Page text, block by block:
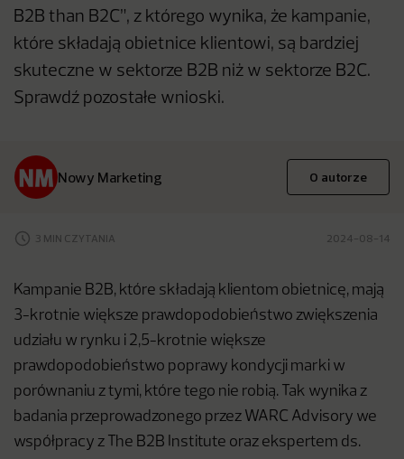
B2B than B2C”, z którego wynika, że kampanie,
które składają obietnice klientowi, są bardziej
skuteczne w sektorze B2B niż w sektorze B2C.
Sprawdź pozostałe wnioski.
Nowy Marketing O autorze
3 MIN CZYTANIA 2024-08-14
Kampanie B2B, które składają klientom obietnicę, mają
3-krotnie większe prawdopodobieństwo zwiększenia
udziału w rynku i 2,5-krotnie większe
prawdopodobieństwo poprawy kondycji marki w
porównaniu z tymi, które tego nie robią. Tak wynika z
badania przeprowadzonego przez WARC Advisory we
współpracy z The B2B Institute oraz ekspertem ds.